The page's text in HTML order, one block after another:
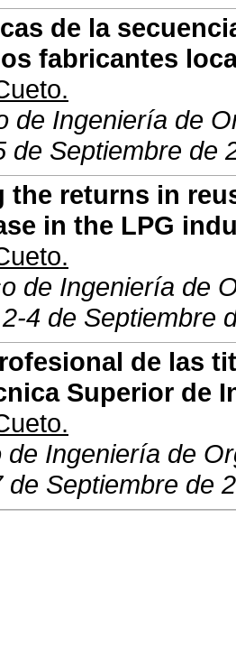
de la
fabricantes
de Ingeniería de
de Septiembre de
the returns in
in the LPG
de Ingeniería de
4 de Septiembre
de las
Superior de
de Ingeniería de
de Septiembre de